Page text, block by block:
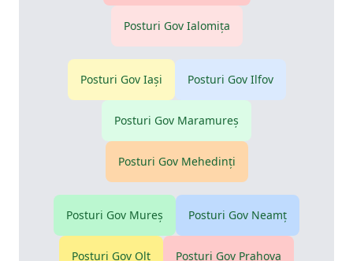
Posturi Gov Ialomiţa
Posturi Gov Iaşi Posturi Gov Ilfov
Posturi Gov Maramureş
Posturi Gov Mehedinţi
Posturi Gov Mureş Posturi Gov Neamţ
Posturi Gov Olt Posturi Gov Prahova